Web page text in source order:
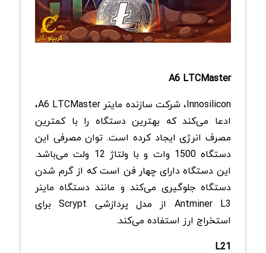
A6 LTCMaster
Innosilicon، شرکت سازنده ماینر A6 LTCMaster،
ادعا می‌کند که بهترین دستگاه را با کمترین
مصرف انرژی ایجاد کرده است. توان مصرفی این
دستگاه 1500 وات و با ولتاژ 12 ولت می‌باشد.
این دستگاه دارای چهار فن است که از گرم شدن
دستگاه جلوگیری می‌کند و مانند دستگاه ماینر
Antminer L3 از مدل پردازشی Scrypt برای
استخراج ارز استفاده می‌کند.
L21